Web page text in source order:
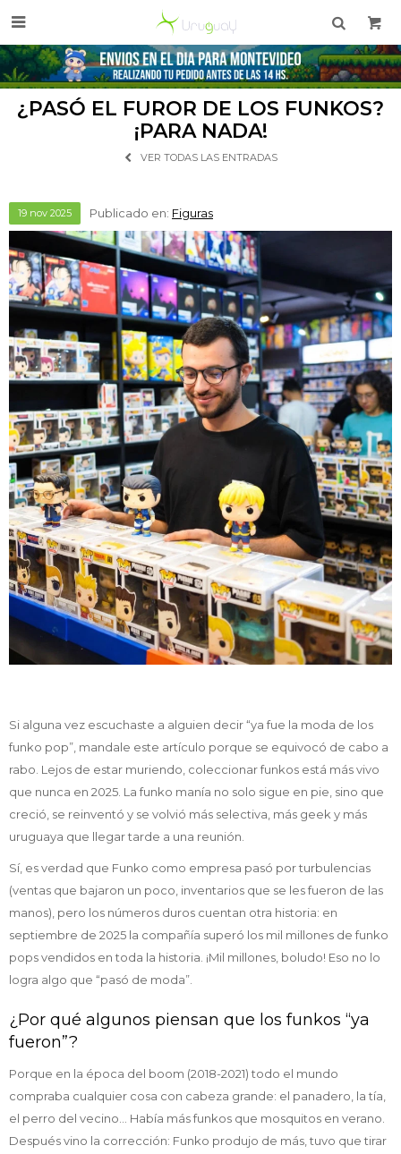

¿PASÓ EL FUROR DE LOS FUNKOS?
¡PARA NADA!
VER TODAS LAS ENTRADAS
19 nov 2025 Publicado en: Figuras
Si alguna vez escuchaste a alguien decir “ya fue la moda de los
funko pop”, mandale este artículo porque se equivocó de cabo a
rabo. Lejos de estar muriendo, coleccionar funkos está más vivo
que nunca en 2025. La funko manía no solo sigue en pie, sino que
creció, se reinventó y se volvió más selectiva, más geek y más
uruguaya que llegar tarde a una reunión.
Sí, es verdad que Funko como empresa pasó por turbulencias
(ventas que bajaron un poco, inventarios que se les fueron de las
manos), pero los números duros cuentan otra historia: en
septiembre de 2025 la compañía superó los mil millones de funko
pops vendidos en toda la historia. ¡Mil millones, boludo! Eso no lo
logra algo que “pasó de moda”.
¿Por qué algunos piensan que los funkos “ya
fueron”?
Porque en la época del boom (2018-2021) todo el mundo
compraba cualquier cosa con cabeza grande: el panadero, la tía,
el perro del vecino… Había más funkos que mosquitos en verano.
Después vino la corrección: Funko produjo de más, tuvo que tirar